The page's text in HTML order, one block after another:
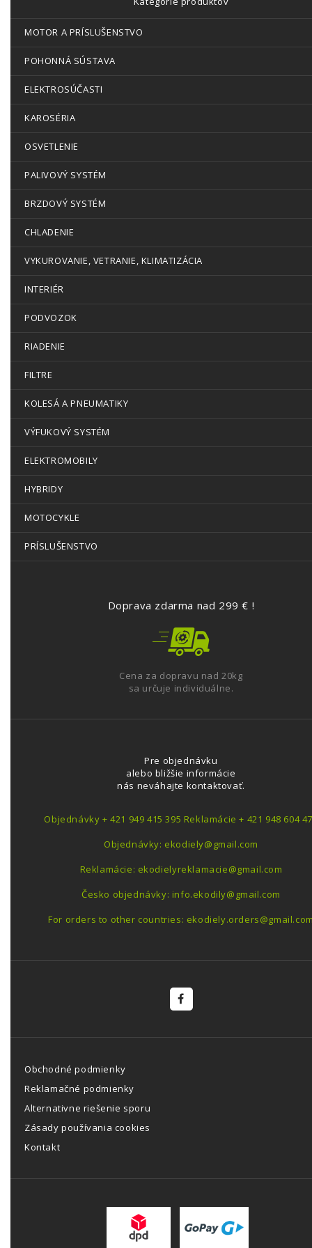
MOTOR A PRÍSLUŠENSTVO
POHONNÁ SÚSTAVA
ELEKTROSÚČASTI
KAROSÉRIA
OSVETLENIE
PALIVOVÝ SYSTÉM
BRZDOVÝ SYSTÉM
CHLADENIE
VYKUROVANIE, VETRANIE, KLIMATIZÁCIA
INTERIÉR
PODVOZOK
RIADENIE
FILTRE
KOLESÁ A PNEUMATIKY
VÝFUKOVÝ SYSTÉM
ELEKTROMOBILY
HYBRIDY
MOTOCYKLE
PRÍSLUŠENSTVO
Doprava zdarma nad 299 € !
Cena za dopravu nad 20kg
sa určuje individuálne.
Pre objednávku
alebo bližšie informácie
nás neváhajte kontaktovať.
Objednávky + 421 949 415 395 Reklamácie + 421 948 604
Objednávky: ekodiely@gmail.com
Reklamácie: ekodielyreklamacie@gmail.com
Česko objednávky: info.ekodily@gmail.com
For orders to other countries:
Obchodné podmienky
Reklamačné podmienky
Alternativne riešenie sporu
Zásady používania cookies
Kontakt